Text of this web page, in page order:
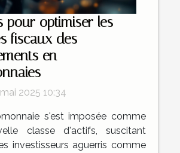
pour optimiser les
fiscaux des
en
2025 10:34
s'est imposée comme
classe d'actifs, suscitant
investisseurs aguerris comme